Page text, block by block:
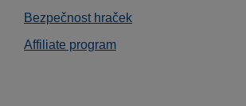
Bezpečnost hraček
Affiliate program